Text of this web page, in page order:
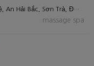
290 Dương Đình Nghệ, An Hải Bắc, Sơn Trà, Đà Nẵng
massage spa